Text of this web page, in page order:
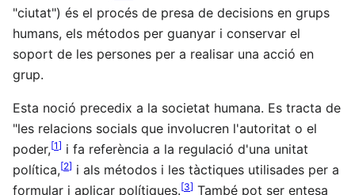
"ciutat") és el procés de presa de decisions en grups
humans, els métodos per guanyar i conservar el
soport de les persones per a realisar una acció en
grup.
Esta noció precedix a la societat humana. Es tracta de
"les relacions socials que involucren l'autoritat o el
poder,[1] i fa referència a la regulació d'una unitat
política,[2] i als métodos i les tàctiques utilisades per a
formular i aplicar polítiques.[3] També pot ser entesa